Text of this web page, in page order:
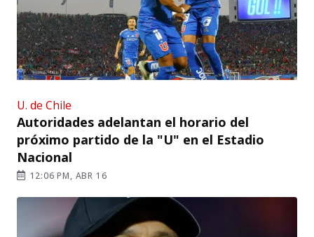
U. de Chile
Autoridades adelantan el horario del
próximo partido de la "U" en el Estadio
Nacional
12:06 PM, ABR 16